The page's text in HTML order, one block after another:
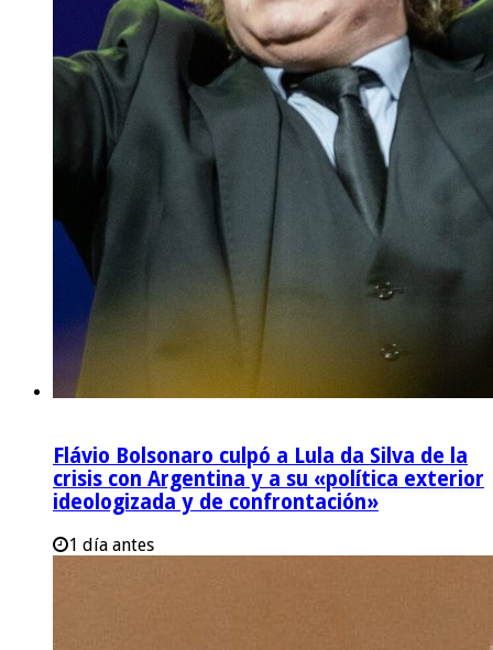
Flávio Bolsonaro culpó a Lula da Silva de la
crisis con Argentina y a su «política exterior
ideologizada y de confrontación»
1 día antes